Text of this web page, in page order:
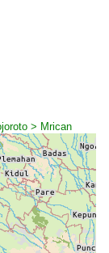
> Mrican